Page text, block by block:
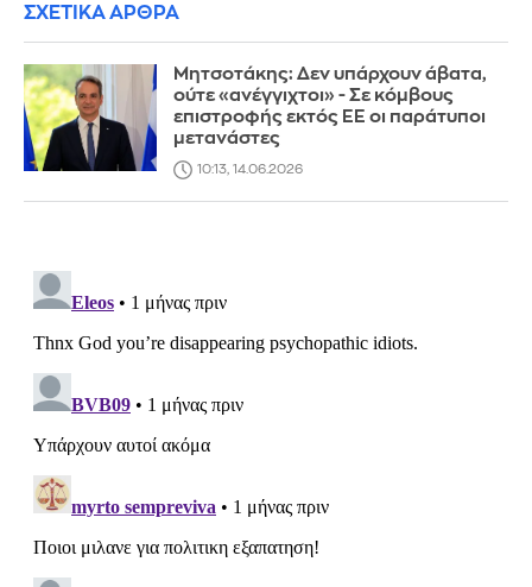
ΣΧΕΤΙΚΑ ΑΡΘΡΑ
Μητσοτάκης: Δεν υπάρχουν άβατα,
ούτε «ανέγγιχτοι» - Σε κόμβους
επιστροφής εκτός ΕΕ οι παράτυποι
μετανάστες
10:13, 14.06.2026